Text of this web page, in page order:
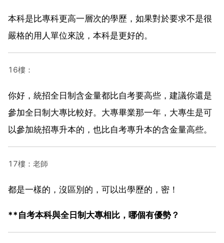
本科是比專科更高一層次的學歷，如果對於要求不是很
嚴格的用人單位來說，本科是更好的。
16樓：
你好，統招全日制含金量都比自考要高些，建議你還是
參加全日制大專比較好。大專畢業那一年，大專生是可
以參加統招專升本的，也比自考專升本的含金量高些。
17樓：老師
都是一樣的，沒區別的，可以出學歷的，密！
**自考本科與全日制大專相比，哪個有優勢？